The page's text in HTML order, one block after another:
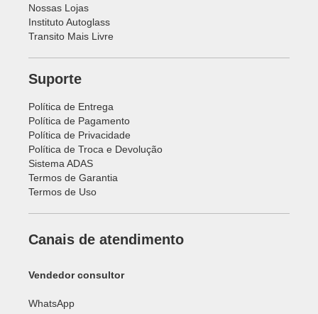
Nossas Lojas
Instituto Autoglass
Transito Mais Livre
Suporte
Política de Entrega
Política de Pagamento
Política de Privacidade
Política de Troca e Devolução
Sistema ADAS
Termos de Garantia
Termos de Uso
Canais de atendimento
Vendedor consultor
WhatsApp